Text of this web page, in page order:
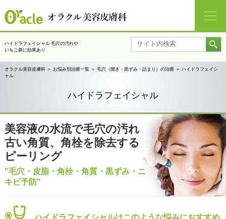
ハイドラフェイシャル 毛穴の汚れや
いちご鼻に効果あり
オラクル美容皮膚科＞ お悩み別治療一覧＞ 毛穴（開き・黒ずみ・詰まり）の治療＞ ハイドラフェイシ
ャル
ハイドラフェイシャル
美容液の水流で毛穴の汚れ
古い角質、角栓を除去する
ピーリング
"毛穴・皮脂・角栓・角質・黒ずみ・ニ
キビ予防"
ハイドラフェイシャルはこのような悩みにおすすめ